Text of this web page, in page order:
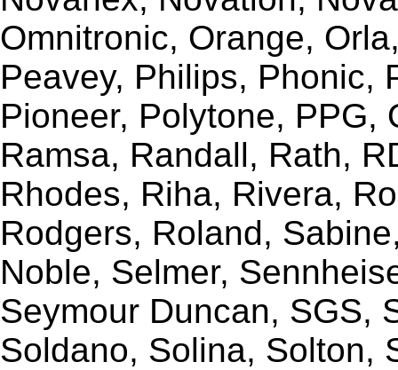
Omnitronic, Orange,
Peavey, Philips, Phonic,
Pioneer, Polytone, PPG,
Ramsa, Randall, Rath,
Rhodes, Riha, Rivera,
Rodgers, Roland,
Noble, Selmer,
Seymour Duncan, SGS,
Soldano, Solina, Solton,